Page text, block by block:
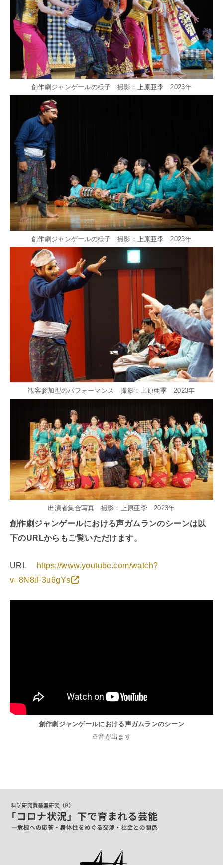
創作劇ジャンゲールの様子 撮影：上原亜季 2023年
創作劇ジャンゲールの様子 撮影：上原亜季 2023年
観客参加型のパフォーマンス 撮影：上原亜季 2023年
出演者集合写真 撮影：上原亜季 2023年
創作劇ジャンゲールにおける声ガムランのシーンは以
下のURLからもご覧いただけます。
URL https://www.youtube.com/watch?
v=8N8iF3u6gYs
創作劇ジャンゲールにおける声ガムランのシーン
※音が出ます